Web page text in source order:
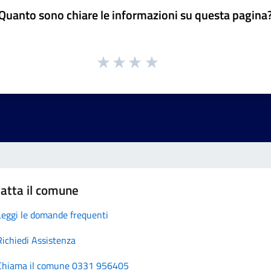
sono chiare le informazioni su questa
il comune
le domande frequenti
Assistenza
il comune 0331 956405